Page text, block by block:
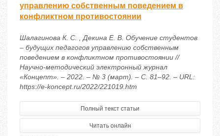
управлению собственным поведением в
конфликтном противостоянии
Шалагинова К. С. , Декина Е. В. Обучение студентов
– будущих педагогов управлению собственным
поведением в конфликтном противостоянии //
Научно-методический электронный журнал
«Концепт». – 2022. – № 3 (март). – С. 81–92. – URL:
https://e-koncept.ru/2022/221019.htm
Полный текст статьи
Читать онлайн